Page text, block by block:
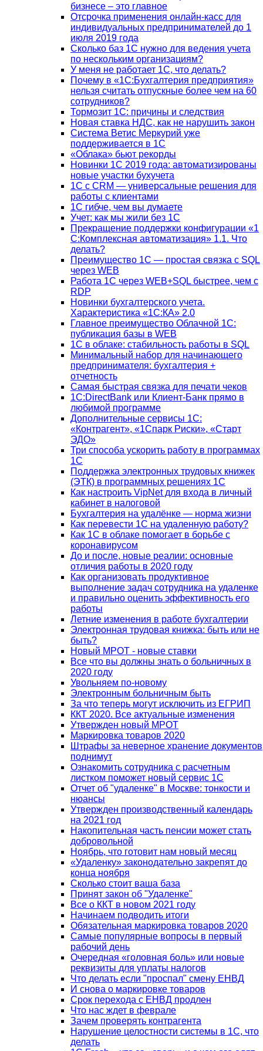
бизнесе – это главное
Отсрочка применения онлайн-касс для
индивидуальных предпринимателей до 1
июля 2019 года
Сколько баз 1C нужно для ведения учета
по нескольким организациям?
У меня не работает 1С, что делать?
Почему в «1С:Бухгалтерия предприятия»
нельзя считать отпускные более чем на 60
сотрудников?
Тормозит 1C: причины и следствия
Новая ставка НДС, как не нарушить закон
Система Ветис Меркурий уже
поддерживается в 1С
«Облака» бьют рекорды
Новинки 1С 2019 года: автоматизированы
новые участки бухучета
1С с CRM — универсальные решения для
работы с клиентами
1С гибче, чем вы думаете
Учет: как мы жили без 1С
Прекращение поддержки конфигурации «1
С:Комплексная автоматизация» 1.1. Что
делать?
Преимущество 1С — простая связка с SQL
через WEB
Работа 1С через WEB+SQL быстрее, чем с
RDP
Новинки бухгалтерского учета.
Характеристика «1С:КА» 2.0
Главное преимущество Облачной 1С:
публикация базы в WEB
1С в облаке: стабильность работы в SQL
Минимальный набор для начинающего
предпринимателя: бухгалтерия +
отчетность
Самая быстрая связка для печати чеков
1С:DirectBank или Клиент-Банк прямо в
любимой программе
Дополнительные сервисы 1С:
«Контрагент», «1Спарк Риски», «Старт
ЭДО»
Три способа ускорить работу в программах
1С
Поддержка электронных трудовых книжек
(ЭТК) в программных решениях 1С
Как настроить VipNet для входа в личный
кабинет в налоговой
Бухгалтерия на удалёнке — норма жизни
Как перевести 1С на удаленную работу?
Как 1С в облаке помогает в борьбе с
коронавирусом
До и после, новые реалии: основные
отличия работы в 2020 году
Как организовать продуктивное
выполнение задач сотрудника на удаленке
и правильно оценить эффективность его
работы
Летние изменения в работе бухгалтерии
Электронная трудовая книжка: быть или не
быть?
Новый МРОТ - новые ставки
Все что вы должны знать о больничных в
2020 году
Увольняем по-новому
Электронным больничным быть
За что теперь могут исключить из ЕГРИП
ККТ 2020. Все актуальные изменения
Утвержден новый МРОТ
Маркировка товаров 2020
Штрафы за неверное хранение документов
поднимут
Ознакомить сотрудника с расчетным
листком поможет новый сервис 1С
Отчет об "удаленке" в Москве: тонкости и
нюансы
Утвержден производственный календарь
на 2021 год
Накопительная часть пенсии может стать
добровольной
Ноябрь, что готовит нам новый месяц
«Удаленку» законодательно закрепят до
конца ноября
Сколько стоит ваша база
Принят закон об "Удаленке"
Все о ККТ в новом 2021 году
Начинаем подводить итоги
Обязательная маркировка товаров 2020
Самые популярные вопросы в первый
рабочий день
Очередная «головная боль» или новые
реквизиты для уплаты налогов
Что делать если "проспал" смену ЕНВД
И снова о маркировке товаров
Срок перехода с ЕНВД продлен
Что нас ждет в феврале
Зачем проверять контрагента
Нарушение целостности системы в 1С, что
делать